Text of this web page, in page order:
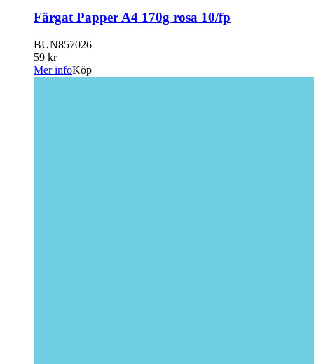
Färgat Papper A4 170g rosa 10/fp
BUN857026
59 kr
Mer infoKöp